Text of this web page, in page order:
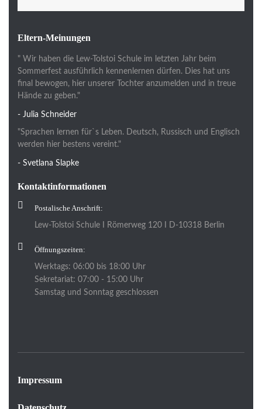
Eltern-Meinungen
" Wir haben die Lew-Tolstoi Schule im letzten Jahr beim
Sommerfest ausführlich kennenlernen dürfen. Dies hat uns
final bewogen, hier unserer Tochter anzumelden und in treue
Hände zu geben."
- Julia Schneider
"Sprachen lernen für`s Leben. Deutsch, Russisch und Englisch
werden hier bestens vereint."
- Svetlana Slapke
Kontaktinformationen
Postalische Anschrift:
Lew-Tolstoi Schule I Römerweg 120 I D-10318 Berlin
Öffnungszeiten:
Werktags: 06:00 bis 18:00 Uhr
Sekretariat: 07:00 - 15:00 Uhr
Samstag und Sonntag geschlossen
Impressum